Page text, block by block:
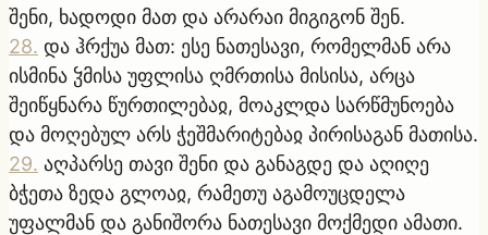
შენი, ხადოდი მათ და არარაი მიგიგონ შენ.
28. და ჰრქუა მათ: ესე ნათესავი, რომელმან არა
ისმინა ჴმისა უფლისა ღმრთისა მისისა, არცა
შეიწყნარა წურთილებაჲ, მოაკლდა სარწმუნოება
და მოღებულ არს ჭეშმარიტებაჲ პირისაგან მათისა.
29. აღპარსე თავი შენი და განაგდე და აღიღე
ბჭეთა ზედა გლოაჲ, რამეთუ აგამოუცდელა
უფალმან და განიშორა ნათესავი მოქმედი ამათი.